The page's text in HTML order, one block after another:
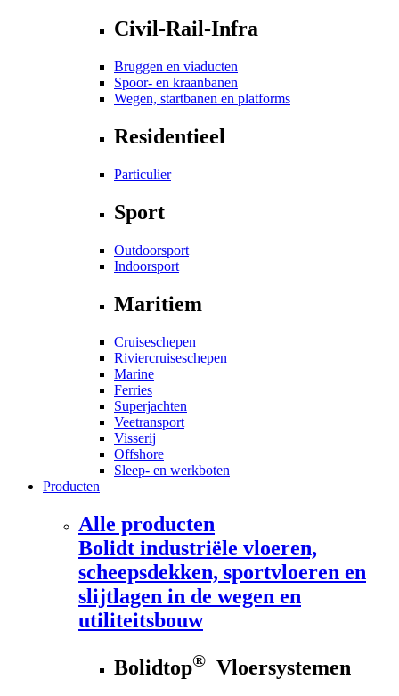
Civil-Rail-Infra
Bruggen en viaducten
Spoor- en kraanbanen
Wegen, startbanen en platforms
Residentieel
Particulier
Sport
Outdoorsport
Indoorsport
Maritiem
Cruiseschepen
Riviercruiseschepen
Marine
Ferries
Superjachten
Veetransport
Visserij
Offshore
Sleep- en werkboten
Producten
Alle producten
Bolidt industriële vloeren,
scheepsdekken, sportvloeren en
slijtlagen in de wegen en
utiliteitsbouw
Bolidtop® Vloersystemen